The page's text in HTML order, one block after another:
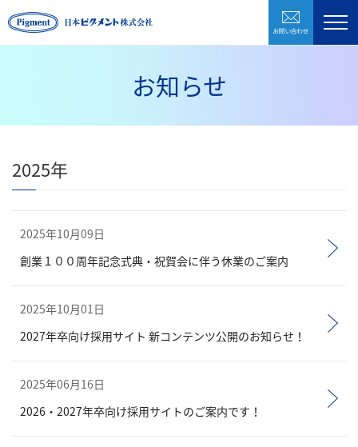
製品紹介
採用情報
株式会社日本ピグメントホールディングス
CLOSE
お知らせ
2025年
2025年10月09日
創業１００周年記念式典・祝賀会に伴う休業のご案内
2025年10月01日
2027年卒向け採用サイト 新コンテンツ公開のお知らせ！
2025年06月16日
2026・2027年卒向け採用サイトのご案内です！